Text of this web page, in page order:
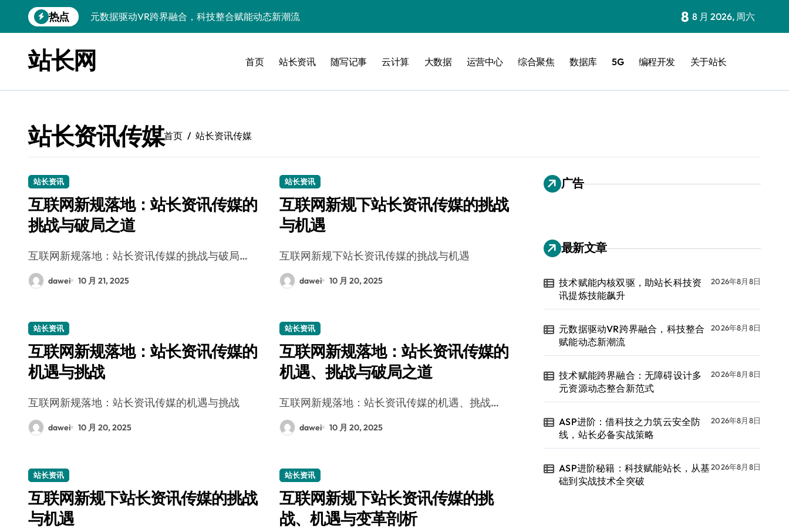
到
热点
元数据驱动VR跨界融合，科技整合赋能动态新潮流
ASP进阶：借科技之力筑云安全防线，站长必备实战策略
ASP进阶秘籍：科技赋能站长，从基础到实战技术全突破
ASP进阶实战：站长学院揭秘科技赋能下的技术跃迁
鸿蒙赋能ASP进阶：科技驱动实战，解锁站长腾飞新技能
ASP进阶实战：科技赋能下的大模型安全开发秘籍
ASP进阶秘籍：科技赋能下的安全开发与站长实战攻略
技术赋能内核双驱，助站长科技资讯提炼技能飙升
8 8 月 2026, 周六
站长网 首页 站长资讯 随写记事 云计算 大数据 运营中心 综合聚焦 数据库 5G 编程开发 关于站长
站长资讯传媒首页 站长资讯传媒
站长资讯
互联网新规落地：站长资讯传媒的
挑战与破局之道
互联网新规落地：站长资讯传媒的挑战与破局…
dawei 10 月 21, 2025
站长资讯
互联网新规下站长资讯传媒的挑战
与机遇
互联网新规下站长资讯传媒的挑战与机遇
dawei 10 月 20, 2025
站长资讯
互联网新规落地：站长资讯传媒的
机遇与挑战
互联网新规落地：站长资讯传媒的机遇与挑战
dawei 10 月 20, 2025
站长资讯
互联网新规落地：站长资讯传媒的
机遇、挑战与破局之道
互联网新规落地：站长资讯传媒的机遇、挑战…
dawei 10 月 20, 2025
站长资讯
互联网新规下站长资讯传媒的挑战
与机遇
站长资讯
互联网新规下站长资讯传媒的挑
战、机遇与变革剖析
广告
最新文章
技术赋能内核双驱，助站长科技资
讯提炼技能飙升
2026年8月8日
元数据驱动VR跨界融合，科技整合
赋能动态新潮流
2026年8月8日
技术赋能跨界融合：无障碍设计多
元资源动态整合新范式
2026年8月8日
ASP进阶：借科技之力筑云安全防
线，站长必备实战策略
2026年8月8日
ASP进阶秘籍：科技赋能站长，从基
础到实战技术全突破
2026年8月8日